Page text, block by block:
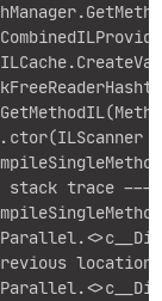
stack trace ---
location